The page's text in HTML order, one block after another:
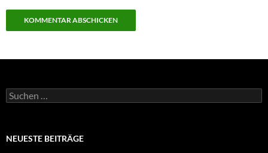
Suchen
nach:
NEUESTE BEITRÄGE